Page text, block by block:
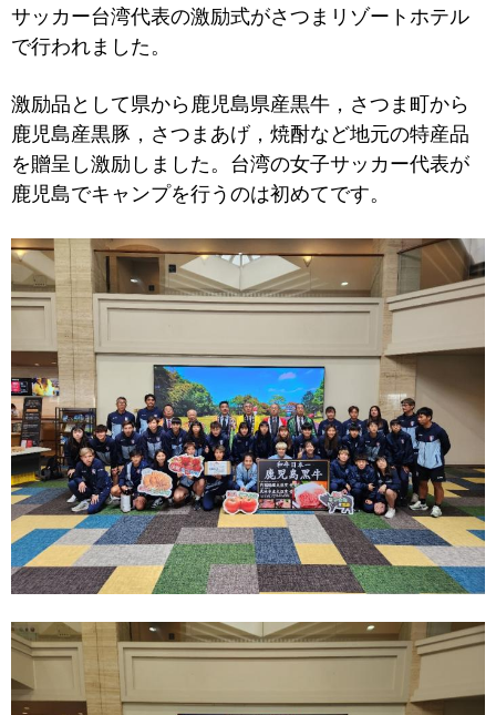
サッカー台湾代表の激励式がさつまリゾートホテル
で行われました。
激励品として県から鹿児島県産黒牛，さつま町から
鹿児島産黒豚，さつまあげ，焼酎など地元の特産品
を贈呈し激励しました。台湾の女子サッカー代表が
鹿児島でキャンプを行うのは初めてです。